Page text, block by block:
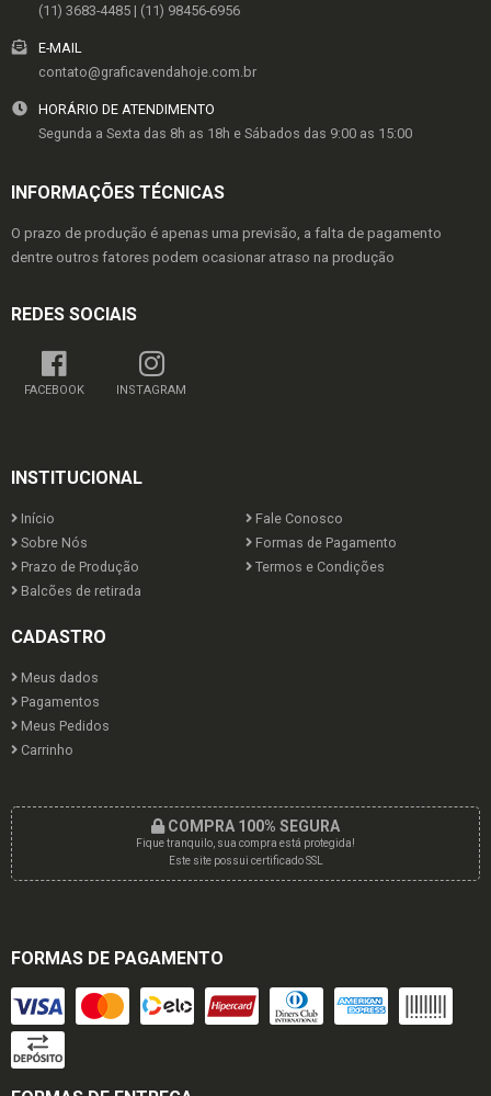
(11) 3683-4485 | (11) 98456-6956
E-MAIL
contato@graficavendahoje.com.br
HORÁRIO DE ATENDIMENTO
Segunda a Sexta das 8h as 18h e Sábados das 9:00 as 15:00
INFORMAÇÕES TÉCNICAS
O prazo de produção é apenas uma previsão, a falta de pagamento
dentre outros fatores podem ocasionar atraso na produção
REDES SOCIAIS
FACEBOOK INSTAGRAM
INSTITUCIONAL
Início
Fale Conosco
Sobre Nós
Formas de Pagamento
Prazo de Produção
Termos e Condições
Balcões de retirada
CADASTRO
Meus dados
Pagamentos
Meus Pedidos
Carrinho
COMPRA 100% SEGURA
Fique tranquilo, sua compra está protegida!
Este site possui certificado SSL
FORMAS DE PAGAMENTO